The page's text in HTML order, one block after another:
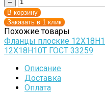
–
В корзину
Заказать в 1 клик
Похожие товары
Фланцы плоские
12Х18Н10Т ГОСТ 33259
Описание
Доставка
Оплата